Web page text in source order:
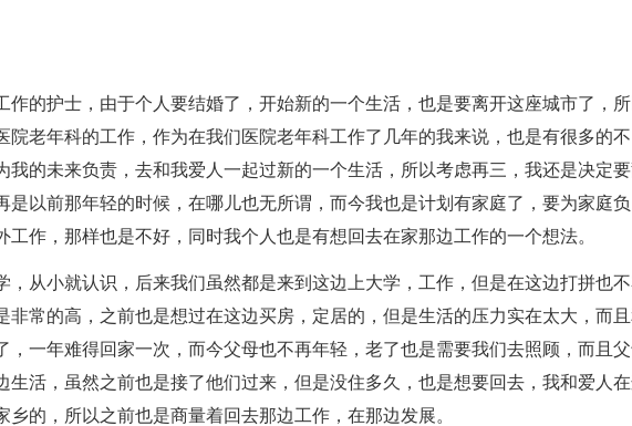
的护士，由于个人要结婚了，开始新的一个生活，也是要离开这座城市了，所
院老年科的工作，作为在我们医院老年科工作了几年的我来说，也是有很多的不
我的未来负责，去和我爱人一起过新的一个生活，所以考虑再三，我还是决定
是以前那年轻的时候，在哪儿也无所谓，而今我也是计划有家庭了，要为家庭负
工作，那样也是不好，同时我个人也是有想回去在家那边工作的一个想法。
从小就认识，后来我们虽然都是来到这边上大学，工作，但是在这边打拼也
非常的高，之前也是想过在这边买房，定居的，但是生活的压力实在太大，而
，一年难得回家一次，而今父母也不再年轻，老了也是需要我们去照顾，而且
生活，虽然之前也是接了他们过来，但是没住多久，也是想要回去，我和爱人
乡的，所以之前也是商量着回去那边工作，在那边发展。